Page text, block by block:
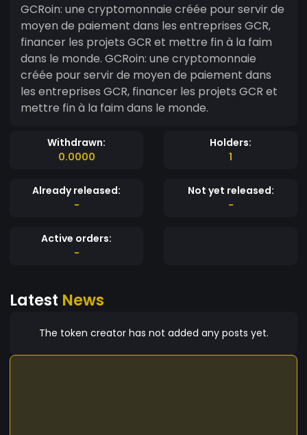
GCRoin: une cryptomonnaie créée pour servir de
moyen de paiement dans les entreprises GCR,
financer les projets GCR et mettre fin à la faim
dans le monde. GCRoin: une cryptomonnaie
créée pour servir de moyen de paiement dans
les entreprises GCR, financer les projets GCR et
mettre fin à la faim dans le monde.
Withdrawn:
0.0000
Holders:
1
Already released:
-
Not yet released:
-
Active orders:
-
Latest News
The token creator has not added any posts yet.